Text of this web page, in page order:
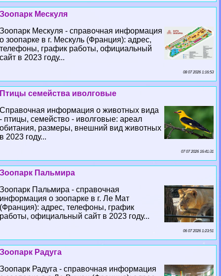
Зоопарк Мескуля
Зоопарк Мескуля - справочная информация
о зоопарке в г. Мескуль (Франция): адрес,
телефоны, график работы, официальный
сайт в 2023 году...
08 07 2026 1:16:53
Птицы семейства иволговые
Справочная информация о животных вида
- птицы, семейство - иволговые: ареал
обитания, размеры, внешний вид животных
в 2023 году...
07 07 2026 16:41:31
Зоопарк Пальмира
Зоопарк Пальмира - справочная
информация о зоопарке в г. Ле Мат
(Франция): адрес, телефоны, график
работы, официальный сайт в 2023 году...
06 07 2026 1:23:51
Зоопарк Радуга
Зоопарк Радуга - справочная информация